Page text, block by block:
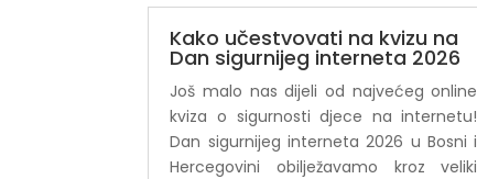
Kako učestvovati na kvizu na
Dan sigurnijeg interneta 2026
Još malo nas dijeli od najvećeg online
kviza o sigurnosti djece na internetu!
Dan sigurnijeg interneta 2026 u Bosni i
Hercegovini obilježavamo kroz veliki